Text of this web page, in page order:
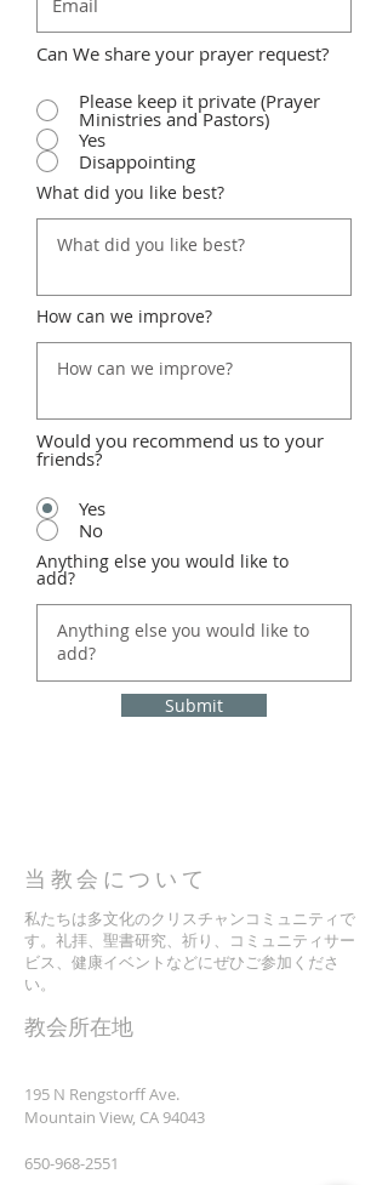
Can We share your prayer request?
Please keep it private (Prayer
Ministries and Pastors)
Yes
Disappointing
What did you like best?
How can we improve?
Would you recommend us to your
friends?
Yes
No
Anything else you would like to
add?
Submit
当教会について
私たちは多文化のクリスチャンコミュニティで
す。礼拝、聖書研究、祈り、コミュニティサー
ビス、健康イベントなどにぜひご参加くださ
い。
​教会所在地
195 N Rengstorff Ave.
Mountain View, CA 94043
650-968-2551